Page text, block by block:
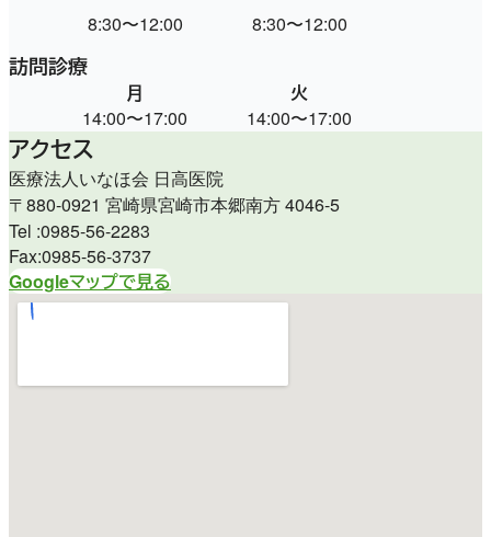
8:30〜12:00
8:30〜12:00
訪問診療
月 火
14:00〜17:00
14:00〜17:00
アクセス
医療法人いなほ会 日高医院
〒880-0921 宮崎県宮崎市本郷南方 4046-5
Tel :0985-56-2283
Fax:0985-56-3737
Googleマップで見る